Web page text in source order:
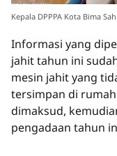
Kepala DPPPA Kota Bima
Informasi yang
jahit tahun ini
mesin jahit yang
tersimpan di
dimaksud,
pengadaan tahun